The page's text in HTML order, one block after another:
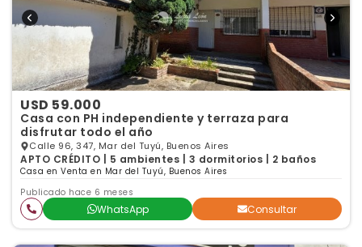
USD 59.000
Casa con PH independiente y terraza para
disfrutar todo el año
Calle 96, 347, Mar del Tuyú, Buenos Aires
APTO CRÉDITO | 5 ambientes | 3 dormitorios | 2 baños
Casa en Venta en Mar del Tuyú, Buenos Aires
Publicado hace 6 meses
WhatsApp Consultar